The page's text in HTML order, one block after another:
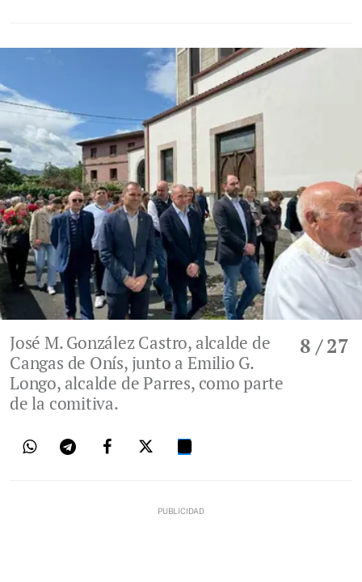
8 / 27
José M. González Castro, alcalde de
Cangas de Onís, junto a Emilio G.
Longo, alcalde de Parres, como parte
de la comitiva.